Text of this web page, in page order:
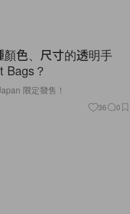
色、尺寸的透明手
Bags？
限定發售！
36 0